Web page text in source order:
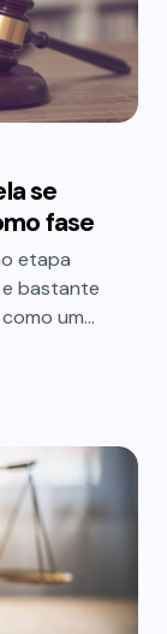
se
fase
etapa
bastante
um…